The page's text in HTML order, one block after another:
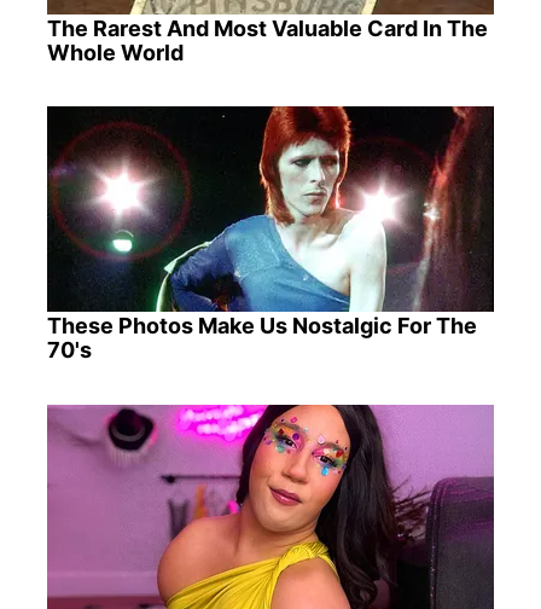
The Rarest And Most Valuable Card In The
Whole World
These Photos Make Us Nostalgic For The
70's